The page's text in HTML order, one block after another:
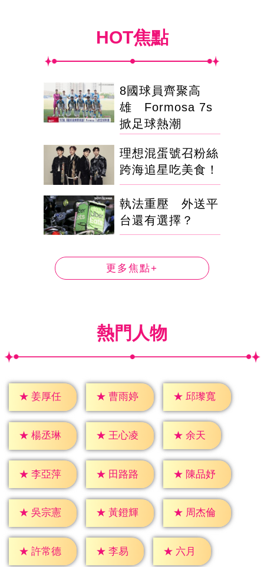
HOT焦點
8國球員齊聚高
雄 Formosa 7s
掀足球熱潮
理想混蛋號召粉絲
跨海追星吃美食！
執法重壓 外送平
台還有選擇？
更多焦點+
熱門人物
★ 姜厚任 ★ 曹雨婷 ★ 邱瓈寬
★ 楊丞琳 ★ 王心凌 ★ 余天
★ 李亞萍 ★ 田路路 ★ 陳品妤
★ 吳宗憲 ★ 黃鐙輝 ★ 周杰倫
★ 許常德 ★ 李易 ★ 六月